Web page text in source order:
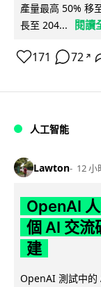
產量最高 50% 移
長至 204...
閱讀
171 72 ↗
人工智能
Lawton 12 小
OpenAI
個 AI 交流
建
OpenAI 測試中的